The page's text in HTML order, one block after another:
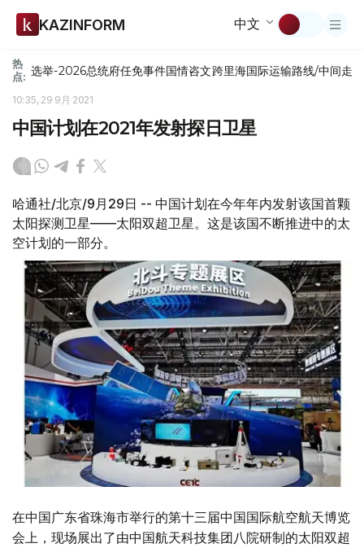
KAZINFORM 中文
热
点: 选举-2026总统府任免事件国情咨文跨里海国际运输路线/中间走廊
10:35, 29 9月 2021
中国计划在2021年发射探日卫星
哈通社/北京/9月29日 -- 中国计划在今年年内发射该国首颗
太阳探测卫星——太阳双超卫星。这是该国不断推进中的太
空计划的一部分。
在中国广东省珠海市举行的第十三届中国国际航空航天博览
会上，现场展出了由中国航天科技集团八院研制的太阳双超